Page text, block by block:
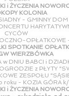
i ŻYCZENIA
- GMINNY
OPŁATKOWE
SPOTKANIE
DNIU BABCI i
z PŁYTY
ZESPOŁU
GÓRA k/
i ŻYCZENIA